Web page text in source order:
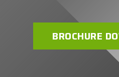
BROCHURE